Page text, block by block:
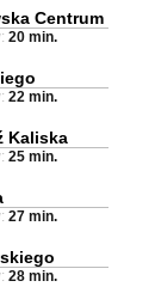
Centrum
20 min.
22 min.
Kaliska
25 min.
27 min.
28 min.